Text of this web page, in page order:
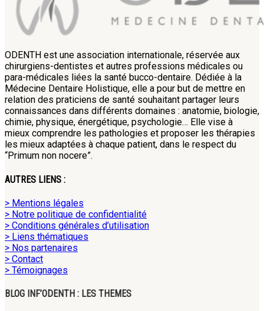
ODENTH est une association internationale, réservée aux
chirurgiens-dentistes et autres professions médicales ou
para-médicales liées la santé bucco-dentaire. Dédiée à la
Médecine Dentaire Holistique, elle a pour but de mettre en
relation des praticiens de santé souhaitant partager leurs
connaissances dans différents domaines : anatomie, biologie,
chimie, physique, énergétique, psychologie… Elle vise à
mieux comprendre les pathologies et proposer les thérapies
les mieux adaptées à chaque patient, dans le respect du
“Primum non nocere”.
AUTRES LIENS :
> Mentions légales
> Notre politique de confidentialité
> Conditions générales d’utilisation
> Liens thématiques
> Nos partenaires
> Contact
> Témoignages
BLOG INF’ODENTH : LES THEMES